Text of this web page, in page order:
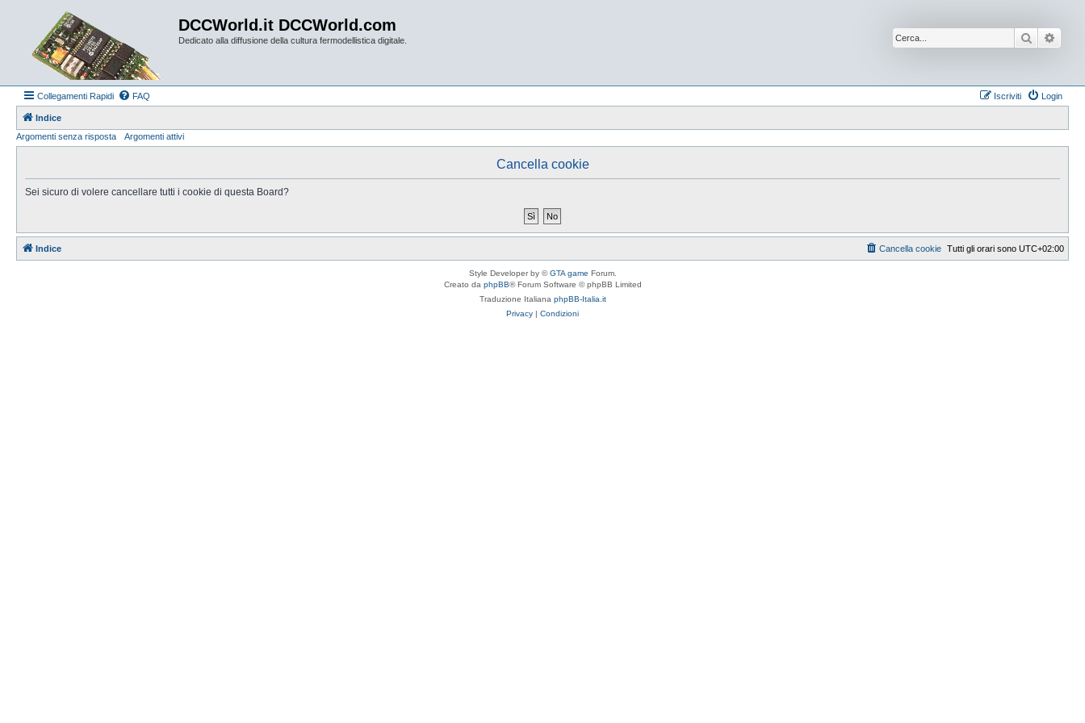
DCCWorld.it DCCWorld.com
Dedicato alla diffusione della cultura fermodellistica digitale. Cerca
Collegamenti Rapidi FAQ Login
Iscriviti
Indice
Argomenti senza risposta
Argomenti attivi
Cancella cookie
Sei sicuro di volere cancellare tutti i cookie di questa Board?
Indice Tutti gli orari sono UTC+02:00
Cancella cookie
Style Developer by ©GTA game Forum.
Creato da phpBB® Forum Software © phpBB Limited
Traduzione Italiana phpBB-Italia.it
Privacy | Condizioni